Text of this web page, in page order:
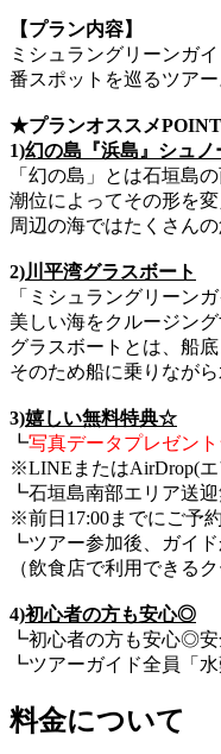
【プラン内容】
ミシュラングリーンガ
番スポットを巡るツア
★プランオススメ
1)幻の島『浜島』シュノ
「幻の島」とは石垣島
潮位によってその形を
周辺の海ではたくさん
2)川平湾グラスボート
「ミシュラングリーン
美しい海をクルージン
グラスボートとは、船
そのため船に乗りなが
3)嬉しい無料特典☆
┗写真データプレゼン
※LINEまたはAirDrop(エ
┗石垣島南部エリア送
※前日17:00までにご予
┗ツアー参加後、ガイ
（飲食店で利用できる
4)初心者の方も安心◎
┗初心者の方も安心◎安
┗ツアーガイド全員「
料金について